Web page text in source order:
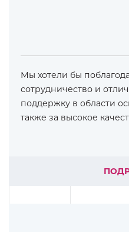
Мы хотели бы
сотрудничество и
поддержку в области
также за высокое